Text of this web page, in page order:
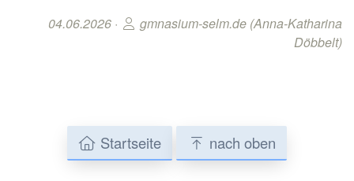
04.06.2026 ·
gmnasium-selm.de (Anna-Katharina
Döbbelt)
Startseite nach oben